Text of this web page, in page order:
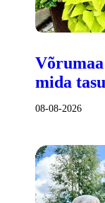
mida
08-08-2026